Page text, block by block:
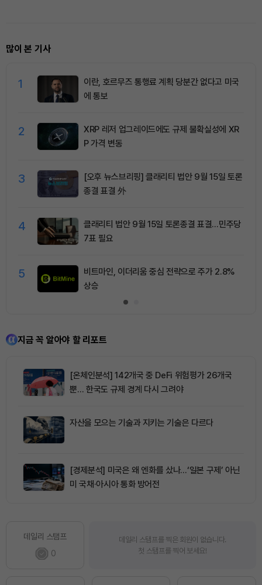
많이 본 기사
1
이란, 호르무즈 통행료 계획 당분간 없다고 미국
에 통보
2
XRP 레저 업그레이드에도 규제 불확실성에 XR
P 가격 변동
3
[오후 뉴스브리핑] 클래리티 법안 9월 15일 토론
종결 표결 外
4
클래리티 법안 9월 15일 토론종결 표결…민주당
7표 필요
5
비트마인, 이더리움 중심 전략으로 주가 2.8%
상승
지금 꼭 알아야 할 리포트
[온체인분석] 142개국 중 DeFi 위험평가 26개국
뿐… 한국도 규제 경계 다시 그려야
자산을 모으는 기술과 지키는 기술은 다르다
[경제분석] 미국은 왜 엔화를 샀나…‘일본 구제’ 아닌
미 국채·아시아 통화 방어전
데일리 스탬프
0
데일리 스탬프를 찍은 회원이 없습니다.
첫 스탬프를 찍어 보세요!